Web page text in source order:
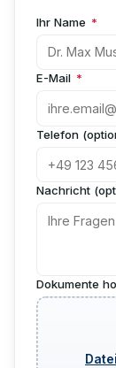
Ihr Name *
E-Mail *
Telefon
Nachricht
Dokumente